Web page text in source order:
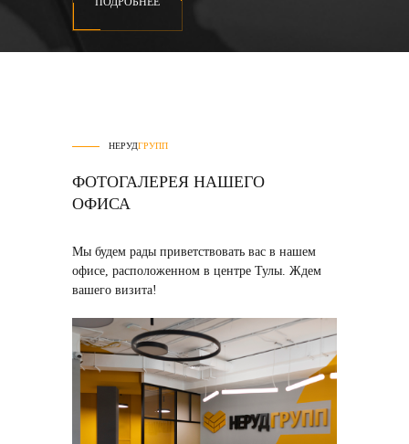
НЕРУДГРУПП
ФОТОГАЛЕРЕЯ НАШЕГО
ОФИСА
Мы будем рады приветствовать вас в нашем
офисе, расположенном в центре Тулы. Ждем
вашего визита!